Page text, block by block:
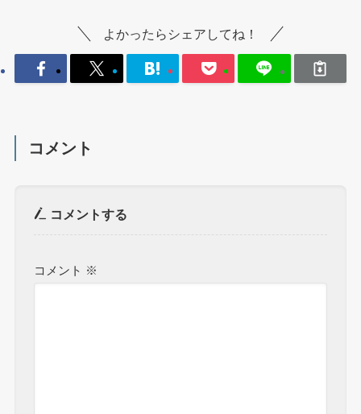
よかったらシェアしてね！
コメント
コメントする
コメント ※